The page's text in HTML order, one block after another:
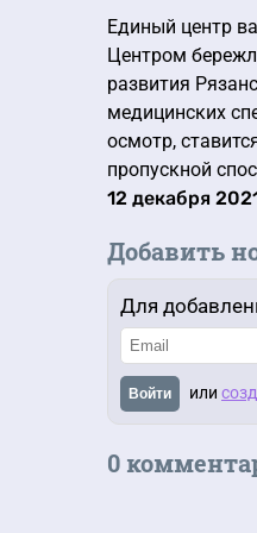
Единый центр
Центром
развития
медицинских
осмотр,
пропускной
12 декабря
Добавить
Для
Войти или
0